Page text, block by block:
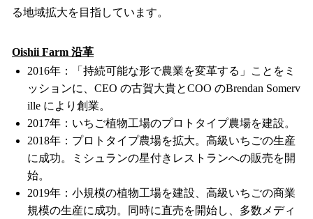
る地域拡大を目指しています。
Oishii Farm 沿革
2016年：「持続可能な形で農業を変革する」ことをミ
ッションに、CEO の古賀大貴とCOO のBrendan Somerv
ille により創業。
2017年：いちご植物工場のプロトタイプ農場を建設。
2018年：プロトタイプ農場を拡大。高級いちごの生産
に成功。ミシュランの星付きレストランへの販売を開
始。
2019年：小規模の植物工場を建設、高級いちごの商業
規模の生産に成功。同時に直売を開始し、多数メディ